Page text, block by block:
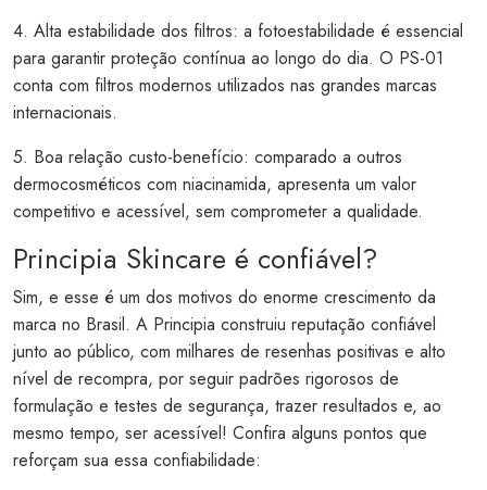
4. Alta estabilidade dos filtros: a fotoestabilidade é essencial
para garantir proteção contínua ao longo do dia. O PS-01
conta com filtros modernos utilizados nas grandes marcas
internacionais.
5. Boa relação custo-benefício: comparado a outros
dermocosméticos com niacinamida, apresenta um valor
competitivo e acessível, sem comprometer a qualidade.
Principia Skincare é confiável?
Sim, e esse é um dos motivos do enorme crescimento da
marca no Brasil. A Principia construiu reputação confiável
junto ao público, com milhares de resenhas positivas e alto
nível de recompra, por seguir padrões rigorosos de
formulação e testes de segurança, trazer resultados e, ao
mesmo tempo, ser acessível! Confira alguns pontos que
reforçam sua essa confiabilidade: